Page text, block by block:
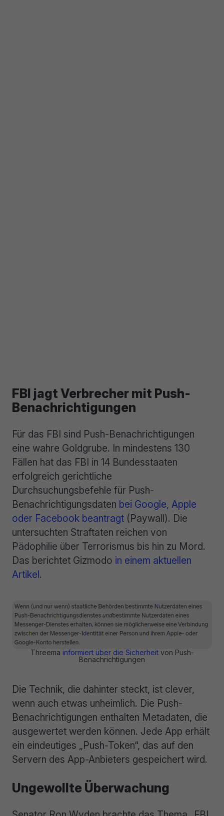
FBI jagt Verbrecher mit Push-
Benachrichtigungen
Für das FBI sind Push-Benachrichtigungen
eine wahre Goldgrube. In mindestens 130
Fällen hat das FBI in 14 Bundesstaaten
erfolgreich gerichtliche
Durchsuchungsbefehle für Push-
Benachrichtigungsdaten bei Google, Apple
oder Facebook beantragt (Paywall). Die
untersuchten Straftaten reichen von
Pädophilie über Terrorismus bis hin zu Mord.
Das berichtet Gizmodo in einem aktuellen
Artikel.
Threema informiert über die Sicherheitvon Push-
Benachrichtigungen
Die Technik, die dahinter steckt, ist clever,
wenn auch etwas unheimlich. Die Push-
Benachrichtigungen enthalten Metadaten, die
ausgewertet werden können. Jede App erhält
ein eindeutiges „Push-Token“, das auf den
Servern des App-Anbieters gespeichert wird.
Ungewollte Überwachung